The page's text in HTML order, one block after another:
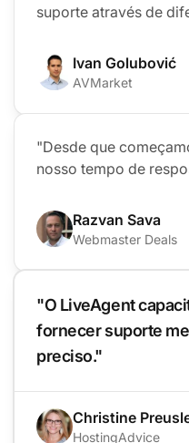
suporte através de
Ivan Golubović
AVMarket
"Desde que
nosso tempo de
Razvan Sava
Webmaster Deals
"O LiveAgent
fornecer suporte
preciso."
Christine
HostingAdvice